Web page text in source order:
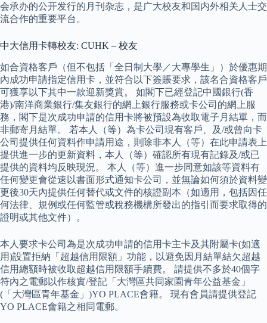
会承办的公开发行的月刊杂志，是广大校友和国内外相关人士交
流合作的重要平台。
中大信用卡轉校友: CUHK – 校友
如合資格客戶（但不包括「全日制大學／大專學生」）於優惠期
內成功申請指定信用卡，並符合以下簽賬要求，該名合資格客戶
可獲享以下其中一款迎新獎賞。 如閣下已經登記中國銀行(香
港)/南洋商業銀行/集友銀行的網上銀行服務或卡公司的網上服
務，閣下是次成功申請的信用卡將被預設為收取電子月結單，而
非郵寄月結單。 若本人（等）為卡公司現有客戶、及/或曾向卡
公司提供任何資料作申請用途，則除非本人（等）在此申請表上
提供進一步的更新資料，本人（等）確認所有現有記錄及/或已
提供的資料均反映現況。 本人（等）進一步同意如該等資料有
任何變更會從速以書面形式通知卡公司，並無論如何須於資料變
更後30天內提供任何替代或文件的核證副本（如適用，包括因任
何法律、規例或任何監管或稅務機構所發出的指引而要求取得的
證明或其他文件）。
本人要求卡公司為是次成功申請的信用卡主卡及其附屬卡(如適
用)設置拒納「超越信用限額」功能，以避免因月結單結欠超越
信用總額時被收取超越信用限額手續費。 請提供不多於40個字
符內之電郵以作核實/登記「大灣區共同家園青年公益基金」
(「大灣區青年基金」)YO PLACE會籍。 現有會員請提供登記
YO PLACE會籍之相同電郵。